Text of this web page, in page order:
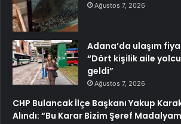
Ağustos 7, 2026
Adana’da ulaşım
“Dört kişilik aile
geldi”
Ağustos 7, 2026
CHP Bulancak İlçe Başkanı Yakup
Alındı: “Bu Karar Bizim Şeref